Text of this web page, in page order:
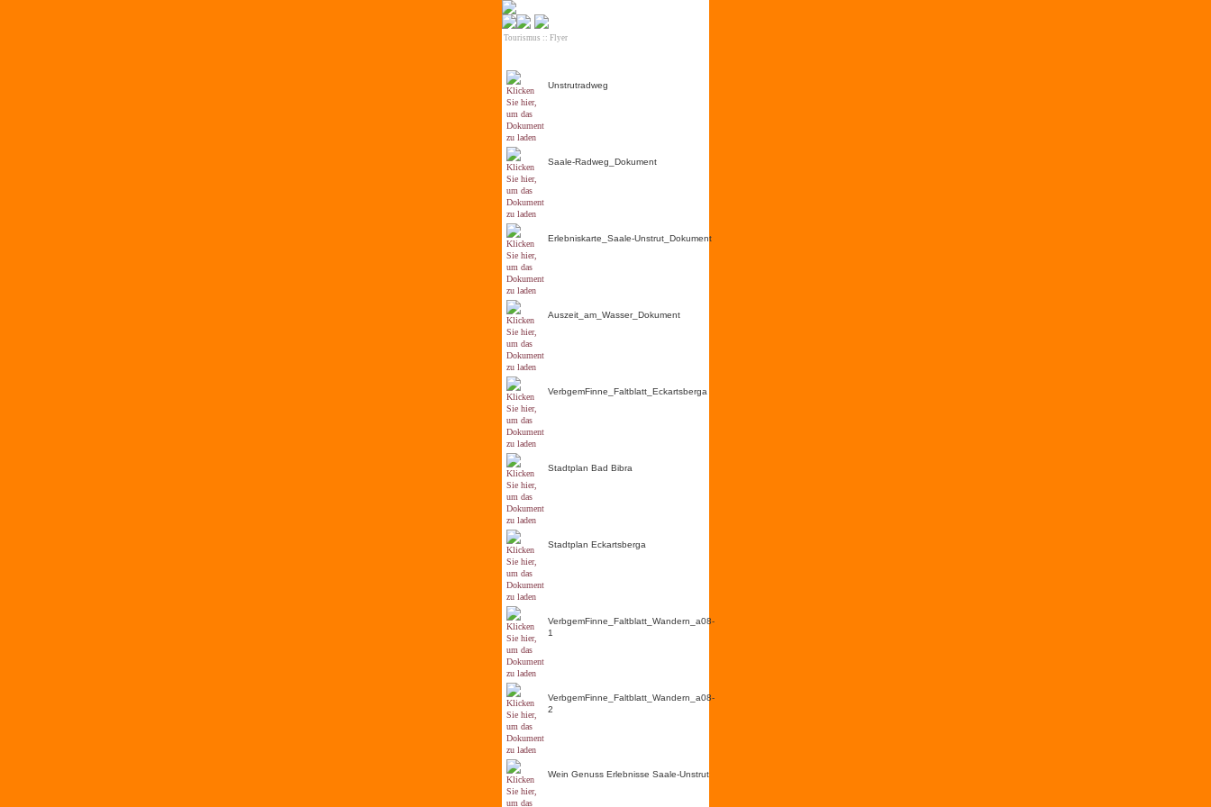
Tourismus :: Flyer
Unstrutradweg
Saale-Radweg_Dokument
Erlebniskarte_Saale-Unstrut_Dokument
Auszeit_am_Wasser_Dokument
VerbgemFinne_Faltblatt_Eckartsberga
Stadtplan Bad Bibra
Stadtplan Eckartsberga
VerbgemFinne_Faltblatt_Wandern_a08-
1
VerbgemFinne_Faltblatt_Wandern_a08-
2
Wein Genuss Erlebnisse Saale-Unstrut